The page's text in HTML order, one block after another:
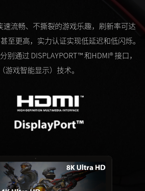
速流畅、不撕裂的游戏乐趣，刷新率可达
至更高，实力认证实现低延迟和低闪烁。
别通过 DISPLAYPORT™ 和HDMI® 接口，
游戏智能显示）技术。